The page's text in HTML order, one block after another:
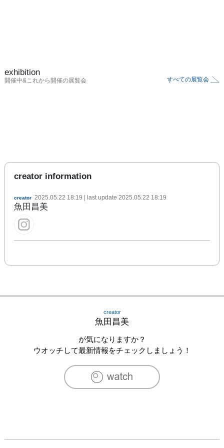
exhibition
開催中&これから開催の展覧会 すべての展覧会
creator information
creator 2025.05.22 18:19 | last update 2025.05.22 18:19
魚田昌美
creator
魚田昌美
が気になりますか？
ウオッチして最新情報をチェックしましょう！